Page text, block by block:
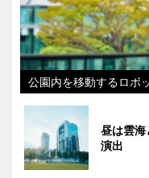
公園内を移動するロボ
昼は雲海
演出